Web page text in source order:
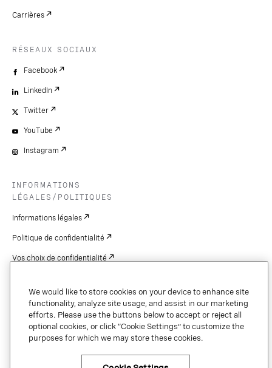
Carrières
RÉSEAUX SOCIAUX
Facebook
LinkedIn
Twitter
YouTube
Instagram
INFORMATIONS
LÉGALES/POLITIQUES
Informations légales
Politique de confidentialité
Vos choix de confidentialité
droits d'auteur
Sécurité et confiance
We would like to store cookies on your device to enhance site
functionality, analyze site usage, and assist in our marketing
efforts. Please use the buttons below to accept or reject all
optional cookies, or click “Cookie Settings” to customize the
purposes for which we may store these cookies.